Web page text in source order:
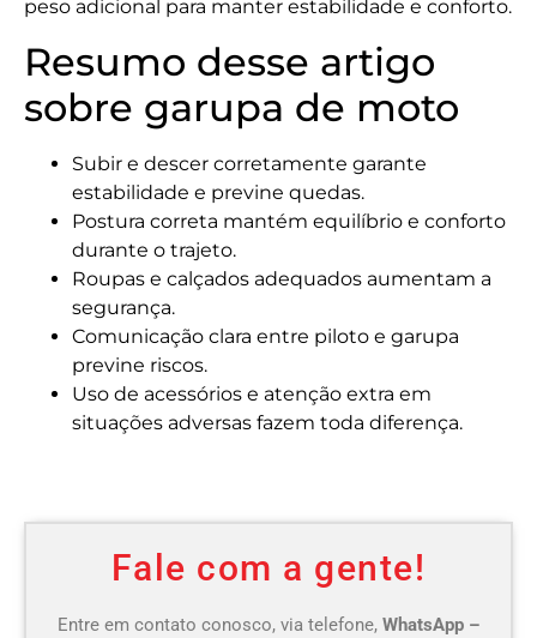
peso adicional para manter estabilidade e conforto.
Resumo desse artigo
sobre garupa de moto
Subir e descer corretamente garante
estabilidade e previne quedas.
Postura correta mantém equilíbrio e conforto
durante o trajeto.
Roupas e calçados adequados aumentam a
segurança.
Comunicação clara entre piloto e garupa
previne riscos.
Uso de acessórios e atenção extra em
situações adversas fazem toda diferença.
Fale com a gente!
Entre em contato conosco, via telefone, WhatsApp –